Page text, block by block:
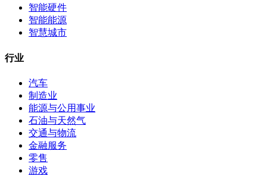
智能硬件
智能能源
智慧城市
行业
汽车
制造业
能源与公用事业
石油与天然气
交通与物流
金融服务
零售
游戏